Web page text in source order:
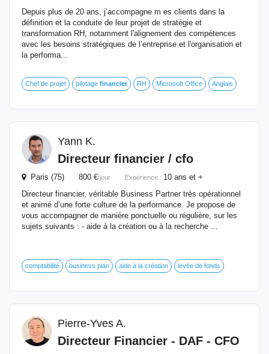
Depuis plus de 20 ans, j’accompagne m es clients dans la
définition et la conduite de leur projet de stratégie et
transformation RH, notamment l'alignement des compétences
avec les besoins stratégiques de l’entreprise et l'organisation et
la performa...
Chef de projet pilotage financier RH Microsoft Office Anglais
Yann K.
Directeur financier / cfo
Paris (75) 800 €/jour Expérience : 10 ans et +
Directeur financier, véritable Business Partner très opérationnel
et animé d’une forte culture de la performance. Je propose de
vous accompagner de manière ponctuelle ou régulière, sur les
sujets suivants : - aide à la création ou à la recherche ...
comptabilité business plan aide à la création levée de fonds
Pierre-Yves A.
Directeur Financier - DAF - CFO